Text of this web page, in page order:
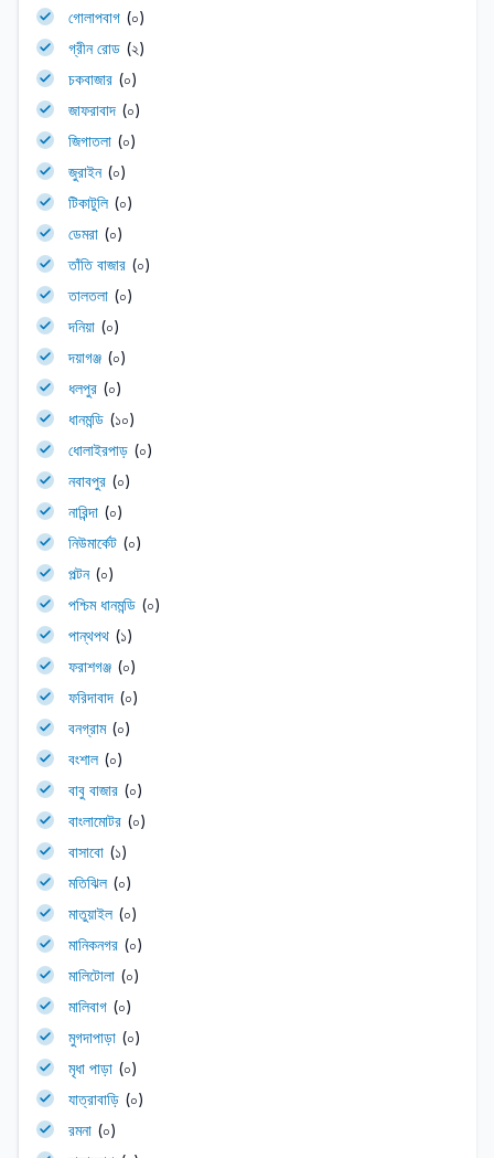
গোলাপবাগ (০)
গ্রীন রোড (২)
চকবাজার (০)
জাফরাবাদ (০)
জিগাতলা (০)
জুরাইন (০)
টিকাটুলি (০)
ডেমরা (০)
তাঁতি বাজার (০)
তালতলা (০)
দনিয়া (০)
দয়াগঞ্জ (০)
ধলপুর (০)
ধানমন্ডি (১০)
ধোলাইরপাড় (০)
নবাবপুর (০)
নারিন্দা (০)
নিউমার্কেট (০)
পল্টন (০)
পশ্চিম ধানমন্ডি (০)
পান্থপথ (১)
ফরাশগঞ্জ (০)
ফরিদাবাদ (০)
বনগ্রাম (০)
বংশাল (০)
বাবু বাজার (০)
বাংলামোটর (০)
বাসাবো (১)
মতিঝিল (০)
মাতুয়াইল (০)
মানিকনগর (০)
মালিটোলা (০)
মালিবাগ (০)
মুগদাপাড়া (০)
মৃধা পাড়া (০)
যাত্রাবাড়ি (০)
রমনা (০)